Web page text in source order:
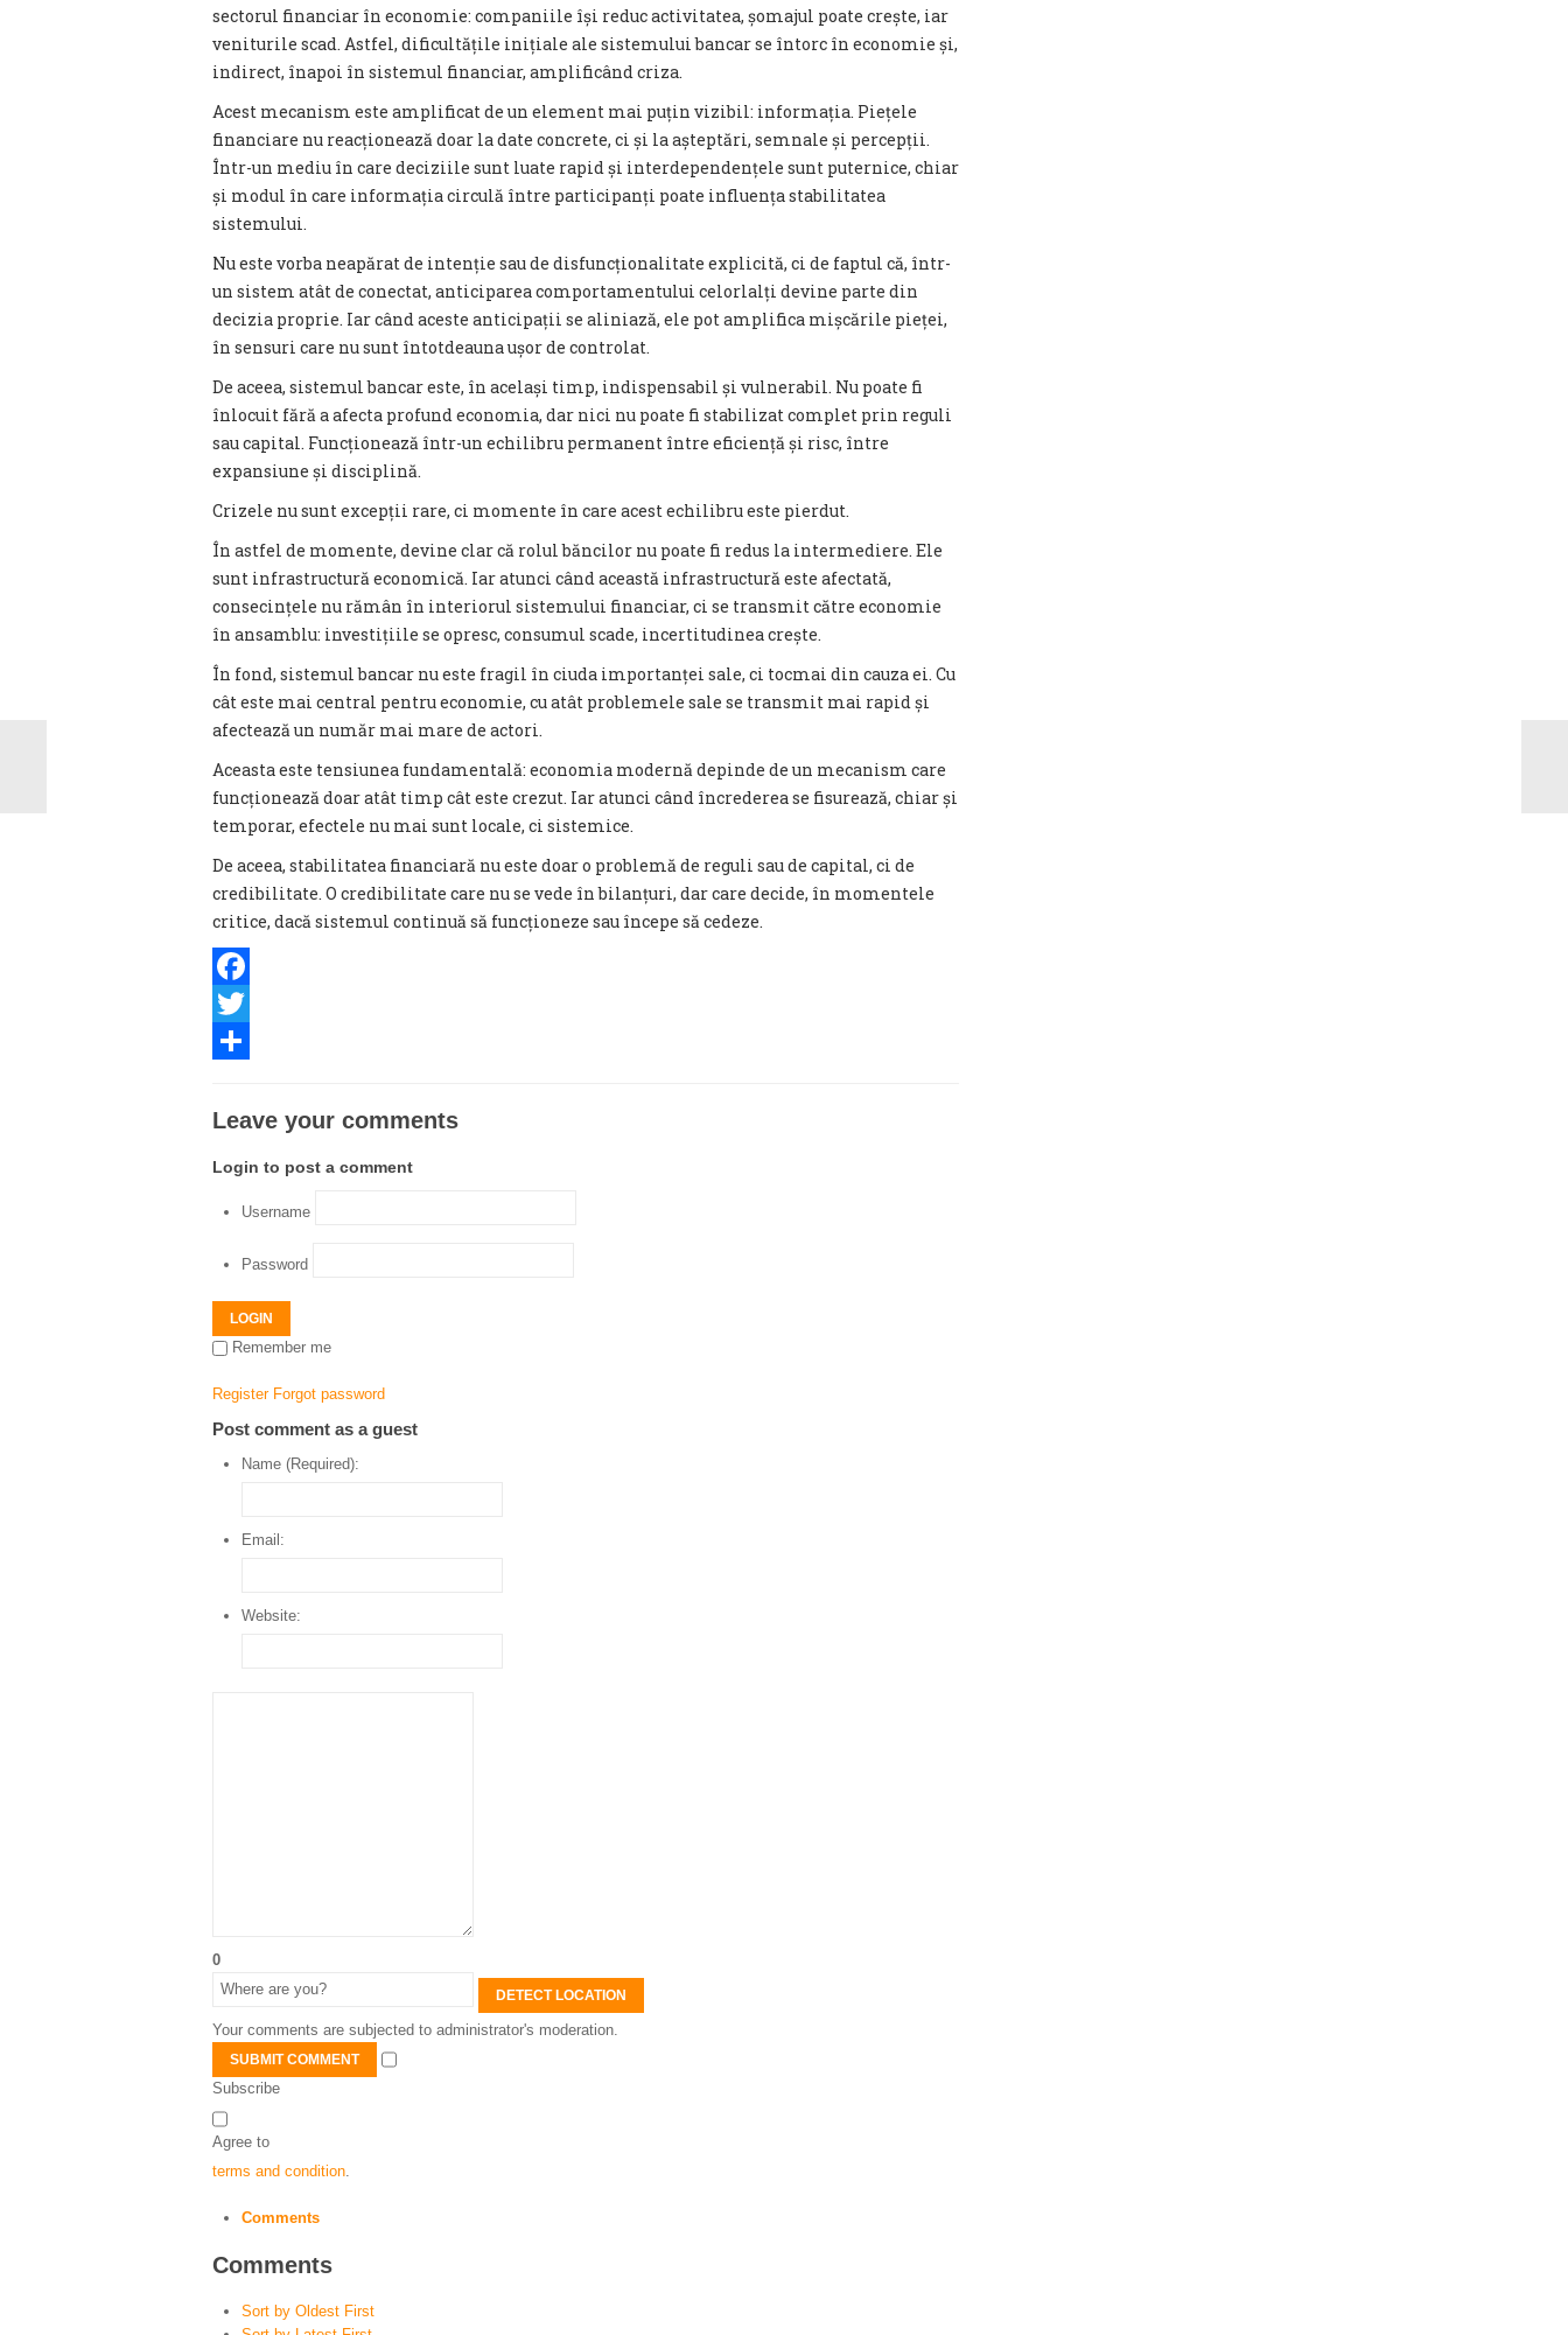
sectorul financiar în economie: companiile își reduc activitatea, șomajul poate crește, iar
veniturile scad. Astfel, dificultățile inițiale ale sistemului bancar se întorc în economie și,
indirect, înapoi în sistemul financiar, amplificând criza.
Acest mecanism este amplificat de un element mai puțin vizibil: informația. Piețele
financiare nu reacționează doar la date concrete, ci și la așteptări, semnale și percepții.
Într-un mediu în care deciziile sunt luate rapid și interdependențele sunt puternice, chiar
și modul în care informația circulă între participanți poate influența stabilitatea
sistemului.
Nu este vorba neapărat de intenție sau de disfuncționalitate explicită, ci de faptul că, într-
un sistem atât de conectat, anticiparea comportamentului celorlalți devine parte din
decizia proprie. Iar când aceste anticipații se aliniază, ele pot amplifica mișcările pieței,
în sensuri care nu sunt întotdeauna ușor de controlat.
De aceea, sistemul bancar este, în același timp, indispensabil și vulnerabil. Nu poate fi
înlocuit fără a afecta profund economia, dar nici nu poate fi stabilizat complet prin reguli
sau capital. Funcționează într-un echilibru permanent între eficiență și risc, între
expansiune și disciplină.
Crizele nu sunt excepții rare, ci momente în care acest echilibru este pierdut.
În astfel de momente, devine clar că rolul băncilor nu poate fi redus la intermediere. Ele
sunt infrastructură economică. Iar atunci când această infrastructură este afectată,
consecințele nu rămân în interiorul sistemului financiar, ci se transmit către economie
în ansamblu: investițiile se opresc, consumul scade, incertitudinea crește.
În fond, sistemul bancar nu este fragil în ciuda importanței sale, ci tocmai din cauza ei. Cu
cât este mai central pentru economie, cu atât problemele sale se transmit mai rapid și
afectează un număr mai mare de actori.
Aceasta este tensiunea fundamentală: economia modernă depinde de un mecanism care
funcționează doar atât timp cât este crezut. Iar atunci când încrederea se fisurează, chiar și
temporar, efectele nu mai sunt locale, ci sistemice.
De aceea, stabilitatea financiară nu este doar o problemă de reguli sau de capital, ci de
credibilitate. O credibilitate care nu se vede în bilanțuri, dar care decide, în momentele
critice, dacă sistemul continuă să funcționeze sau începe să cedeze.
Facebook
Twitter
Leave your comments
Login to post a comment
Username
Password
LOGIN
Remember me
Register Forgot password
Post comment as a guest
Name (Required):
Email:
Website:
0
DETECT LOCATION
Your comments are subjected to administrator's moderation.
SUBMIT COMMENT
Subscribe
Agree to
terms and condition
Comments
Comments
Sort by Oldest First